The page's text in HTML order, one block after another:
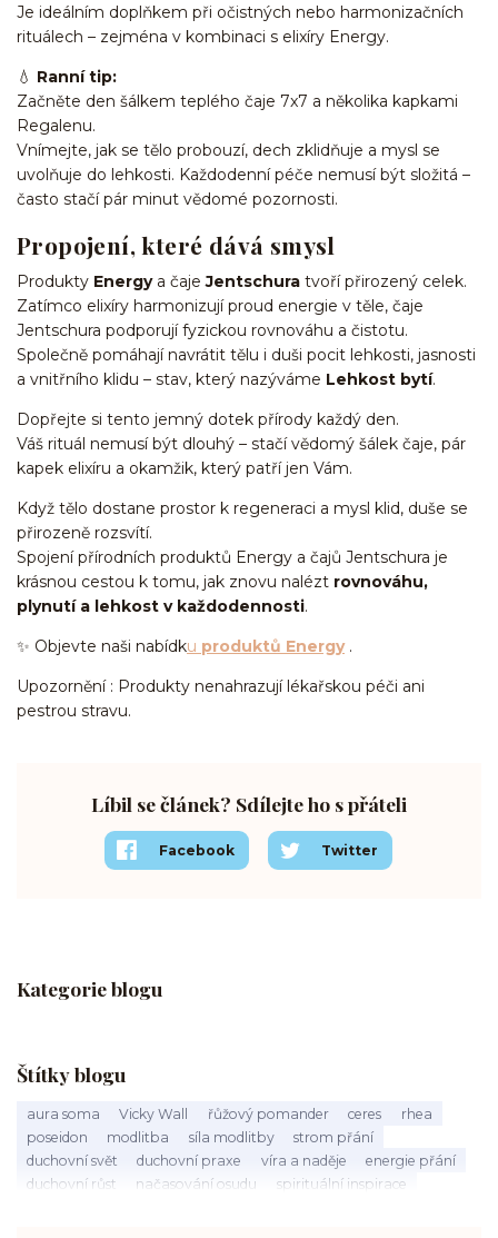
Kategorie blogu
Štítky blogu
aura soma Vicky Wall řůžový pomander ceres
rhea
poseidon
modlitba síla modlitby
strom přání
duchovní svět
duchovní praxe víra a naděje
energie přání
duchovní růst
načasování osudu
spirituální inspirace
Je ideálním doplňkem při očistných nebo harmonizačních
rituálech – zejména v kombinaci s elixíry Energy.
💧 Ranní tip:
Začněte den šálkem teplého čaje 7x7 a několika kapkami
Regalenu.
Vnímejte, jak se tělo probouzí, dech zklidňuje a mysl se
uvolňuje do lehkosti. Každodenní péče nemusí být složitá –
často stačí pár minut vědomé pozornosti.
Propojení, které dává smysl
Produkty Energya čajeJentschura tvoří přirozený celek.
Zatímco elixíry harmonizují proud energie v těle, čaje
Jentschura podporují fyzickou rovnováhu a čistotu.
Společně pomáhají navrátit tělu i duši pocit lehkosti, jasnosti
a vnitřního klidu – stav, který nazýváme Lehkost bytí.
Dopřejte si tento jemný dotek přírody každý den.
Váš rituál nemusí být dlouhý – stačí vědomý šálek čaje, pár
kapek elixíru a okamžik, který patří jen Vám.
Když tělo dostane prostor k regeneraci a mysl klid, duše se
přirozeně rozsvítí.
Spojení přírodních produktů Energy a čajů Jentschura je
krásnou cestou k tomu, jak znovu nalézt rovnováhu,
plynutí a lehkost v každodennosti.
✨ Objevte naši nabídku produktů Energy.
Upozornění : Produkty nenahrazují lékařskou péči ani
pestrou stravu.
Líbil se článek? Sdílejte ho s přáteli
Facebook Twitter